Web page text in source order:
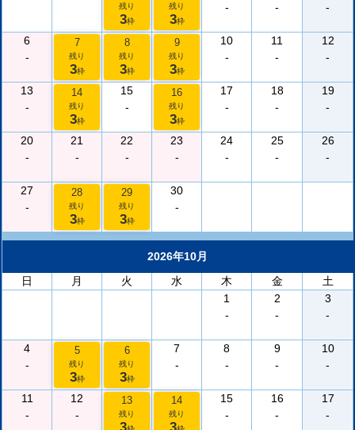
残り
3枠
残り
3枠
-
-
-
6
-
7
残り
3枠
8
残り
3枠
9
残り
3枠
10
-
11
-
12
-
13
-
14
残り
3枠
15
-
16
残り
3枠
17
-
18
-
19
-
20
-
21
-
22
-
23
-
24
-
25
-
26
-
27
-
28
残り
3枠
29
残り
3枠
30
-
2026年10月
日
月 火 水 木 金
土
1
-
2
-
3
-
4
-
5
残り
3枠
6
残り
3枠
7
-
8
-
9
-
10
-
11
-
12
-
13
残り
14
残り
15
-
16
-
17
-